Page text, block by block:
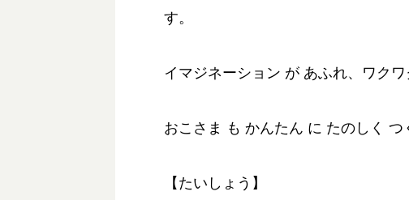
す。
イマジネーション が あふれ、ワク
おこさま も かんたん に たのしく つ
【たいしょう】